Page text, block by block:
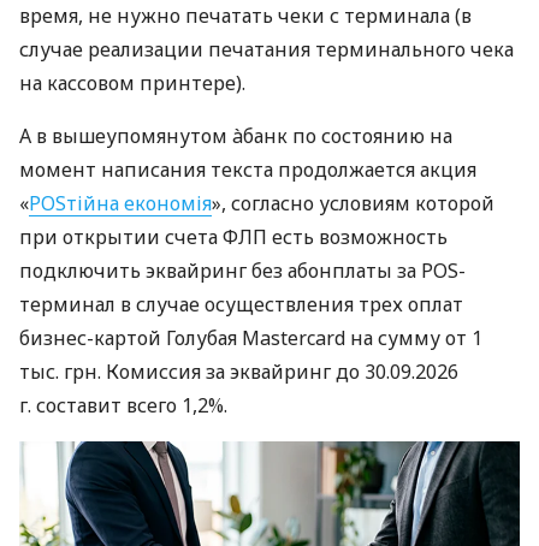
время, не нужно печатать чеки с терминала (в
случае реализации печатания терминального чека
на кассовом принтере).
А в вышеупомянутом àбанк по состоянию на
момент написания текста продолжается акция
«POSтійна економія», согласно условиям которой
при открытии счета ФЛП есть возможность
подключить эквайринг без абонплаты за POS-
терминал в случае осуществления трех оплат
бизнес-картой Голубая Mastercard на сумму от 1
тыс. грн. Комиссия за эквайринг до 30.09.2026
г. составит всего 1,2%.